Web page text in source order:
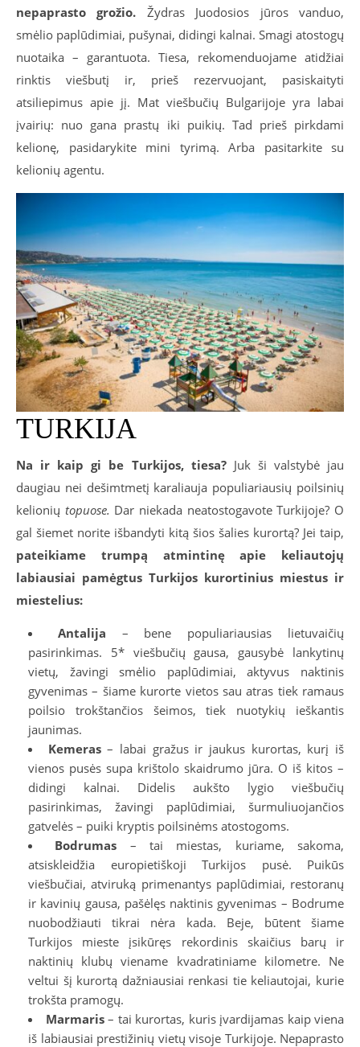
nepaprasto grožio. Žydras Juodosios jūros vanduo,
smėlio paplūdimiai, pušynai, didingi kalnai. Smagi atostogų
nuotaika – garantuota. Tiesa, rekomenduojame atidžiai
rinktis viešbutį ir, prieš rezervuojant, pasiskaityti
atsiliepimus apie jį. Mat viešbučių Bulgarijoje yra labai
įvairių: nuo gana prastų iki puikių. Tad prieš pirkdami
kelionę, pasidarykite mini tyrimą. Arba pasitarkite su
kelionių agentu.
TURKIJA
Na ir kaip gi be Turkijos, tiesa? Juk ši valstybė jau
daugiau nei dešimtmetį karaliauja populiariausių poilsinių
kelionių topuose. Dar niekada neatostogavote Turkijoje? O
gal šiemet norite išbandyti kitą šios šalies kurortą? Jei taip,
pateikiame trumpą atmintinę apie keliautojų
labiausiai pamėgtus Turkijos kurortinius miestus ir
miestelius:
Antalija – bene populiariausias lietuvaičių
pasirinkimas. 5* viešbučių gausa, gausybė lankytinų
vietų, žavingi smėlio paplūdimiai, aktyvus naktinis
gyvenimas – šiame kurorte vietos sau atras tiek ramaus
poilsio trokštančios šeimos, tiek nuotykių ieškantis
jaunimas.
Kemeras– labai gražus ir jaukus kurortas, kurį iš
vienos pusės supa krištolo skaidrumo jūra. O iš kitos –
didingi kalnai. Didelis aukšto lygio viešbučių
pasirinkimas, žavingi paplūdimiai, šurmuliuojančios
gatvelės – puiki kryptis poilsinėms atostogoms.
Bodrumas – tai miestas, kuriame, sakoma,
atsiskleidžia europietiškoji Turkijos pusė. Puikūs
viešbučiai, atviruką primenantys paplūdimiai, restoranų
ir kavinių gausa, pašėlęs naktinis gyvenimas – Bodrume
nuobodžiauti tikrai nėra kada. Beje, būtent šiame
Turkijos mieste įsikūręs rekordinis skaičius barų ir
naktinių klubų viename kvadratiniame kilometre. Ne
veltui šį kurortą dažniausiai renkasi tie keliautojai, kurie
trokšta pramogų.
Marmaris– tai kurortas, kuris įvardijamas kaip viena
iš labiausiai prestižinių vietų visoje Turkijoje. Nepaprasto